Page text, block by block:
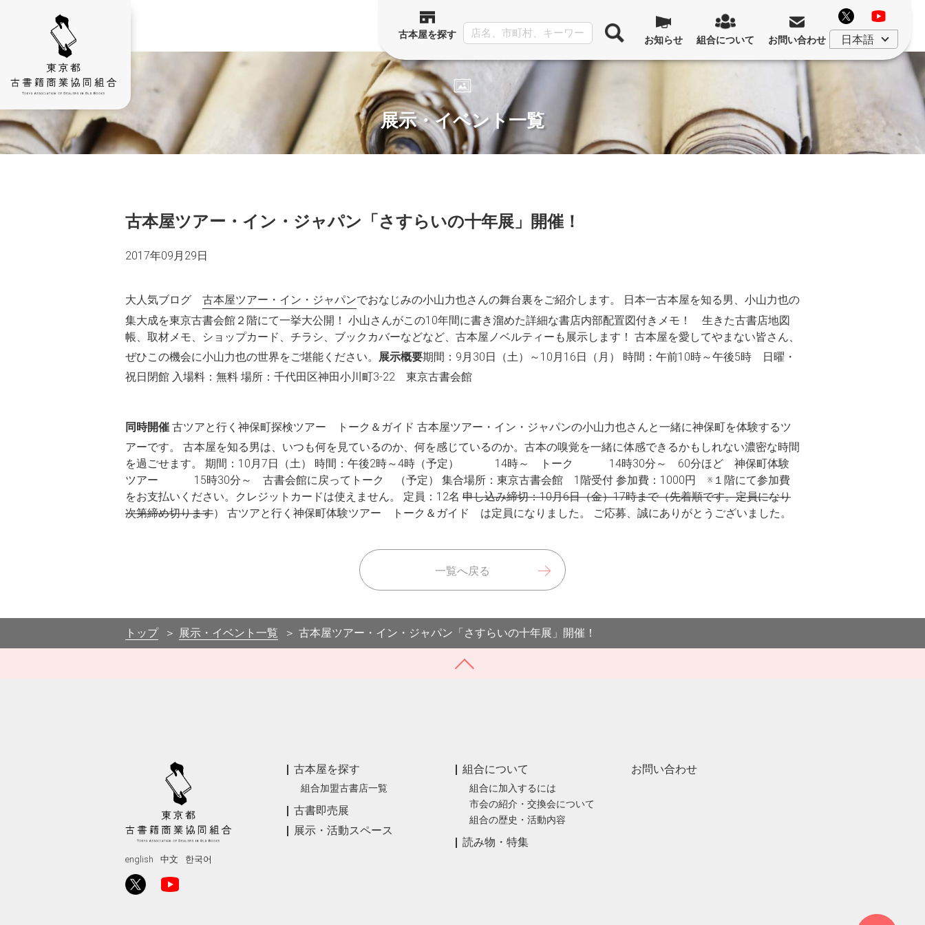
古本屋を探す お知らせ 組合について お問い合わせ
展示・イベント一覧
古本屋ツアー・イン・ジャパン「さすらいの十年展」開催！
2017年09月29日
大人気ブログ 古本屋ツアー・イン・ジャパンでおなじみの小山力也さんの舞台裏をご紹介します。 日本一古本屋を知る男、小山力也の
集大成を東京古書会館２階にて一挙大公開！ 小山さんがこの10年間に書き溜めた詳細な書店内部配置図付きメモ！ 生きた古書店地図
帳、取材メモ、ショップカード、チラシ、ブックカバーなどなど、古本屋ノベルティーも展示します！ 古本屋を愛してやまない皆さん、
ぜひこの機会に小山力也の世界をご堪能ください。 展示概要期間：9月30日（土）～10月16日（月） 時間：午前10時～午後5時 日曜・
祝日閉館 入場料：無料 場所：千代田区神田小川町3-22 東京古書会館
同時開催 古ツアと行く神保町探検ツアー トーク＆ガイド 古本屋ツアー・イン・ジャパンの小山力也さんと一緒に神保町を体験するツ
アーです。 古本屋を知る男は、いつも何を見ているのか、何を感じているのか。古本の嗅覚を一緒に体感できるかもしれない濃密な時間
を過ごせます。 期間：10月7日（土） 時間：午後2時～4時（予定） 14時～ トーク 14時30分～ 60分ほど 神保町体験
ツアー 15時30分～ 古書会館に戻ってトーク （予定） 集合場所：東京古書会館 1階受付 参加費：1000円 ※１階にて参加費
をお支払いください。クレジットカードは使えません。 定員：12名 申し込み締切：10月6日（金）17時まで（先着順です。定員になり
次第締め切ります） 古ツアと行く神保町体験ツアー トーク＆ガイド は定員になりました。 ご応募、誠にありがとうございました。
一覧へ戻る
トップ 展示・イベント一覧 古本屋ツアー・イン・ジャパン「さすらいの十年展」開催！
english 中文 한국어
古本屋を探す
組合加盟古書店一覧
古書即売展
展示・活動スペース
組合について
組合に加入するには
市会の紹介・交換会について
組合の歴史・活動内容
読み物・特集
お問い合わせ